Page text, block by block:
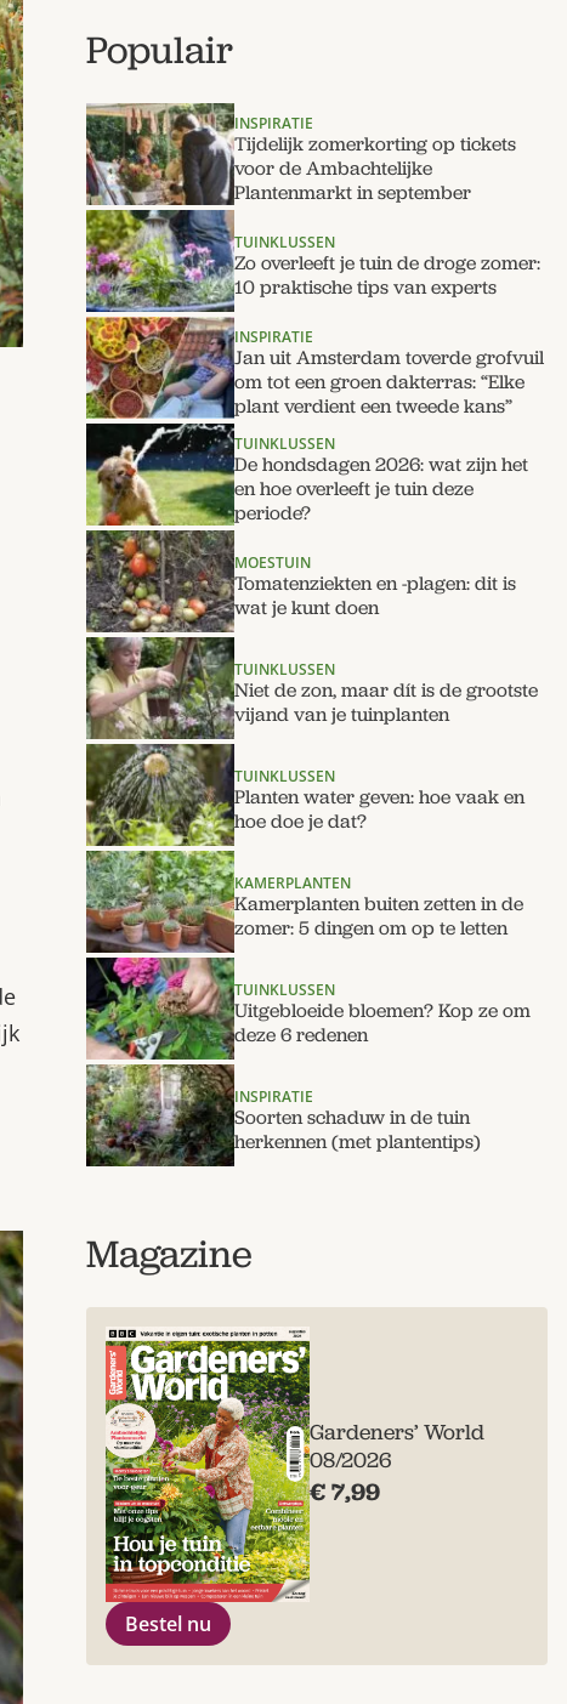
Populair
INSPIRATIE
Tijdelijk zomerkorting op tickets
voor de Ambachtelijke
Plantenmarkt in september
TUINKLUSSEN
Zo overleeft je tuin de droge zomer:
10 praktische tips van experts
INSPIRATIE
Jan uit Amsterdam toverde grofvuil
om tot een groen dakterras: “Elke
plant verdient een tweede kans”
TUINKLUSSEN
De hondsdagen 2026: wat zijn het
en hoe overleeft je tuin deze
periode?
MOESTUIN
Tomatenziekten en -plagen: dit is
wat je kunt doen
TUINKLUSSEN
Niet de zon, maar dít is de grootste
vijand van je tuinplanten
TUINKLUSSEN
Planten water geven: hoe vaak en
hoe doe je dat?
KAMERPLANTEN
Kamerplanten buiten zetten in de
zomer: 5 dingen om op te letten
TUINKLUSSEN
Uitgebloeide bloemen? Kop ze om
deze 6 redenen
INSPIRATIE
Soorten schaduw in de tuin
herkennen (met plantentips)
Magazine
Gardeners’ World
08/2026
€ 7,99
Bestel nu